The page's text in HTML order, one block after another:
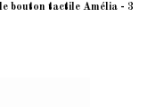
bouton tactile Amélia - 3